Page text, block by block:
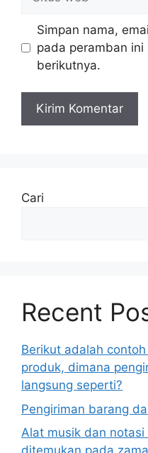
web
Simpan nama,
pada peramban
berikutnya.
Cari
Recent
Berikut adalah
produk, dimana
langsung seperti?
Pengiriman barang
Alat musik dan
ditemukan pada